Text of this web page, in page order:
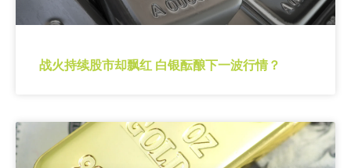
战火持续股市却飘红 白银酝酿下一波行情？